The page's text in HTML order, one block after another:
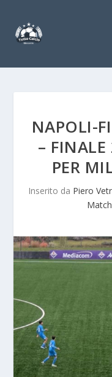
NAPOLI-
–
PER
Inserito da Piero